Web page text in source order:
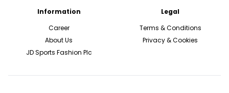
Information
Career
About Us
JD Sports Fashion Plc
Legal
Terms & Conditions
Privacy & Cookies